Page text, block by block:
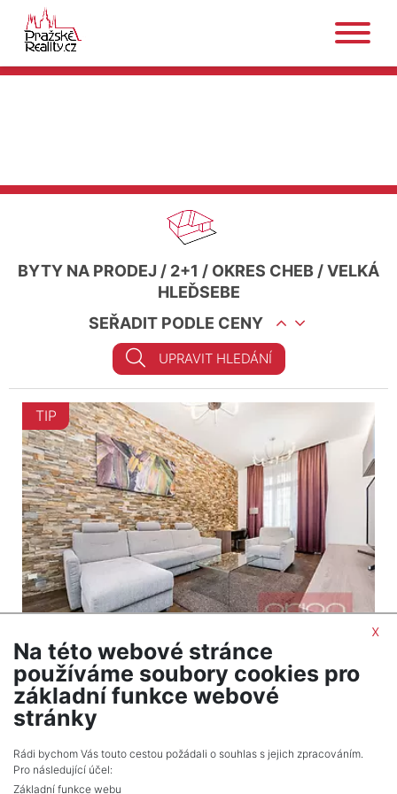
BYTY NA PRODEJ / 2+1 / OKRES CHEB /VELKÁ
HLEĎSEBE
SEŘADIT PODLE CENY
UPRAVIT HLEDÁNÍ
TIP
Byt na prodej / 2+1 / 71 m2
Praha 1 - Staré Město
16 480 000 Kč (za nemovitost) Cena cena
včetně provize a právních služeb
x
Na této webové stránce
používáme soubory cookies pro
základní funkce webové
stránky
Rádi bychom Vás touto cestou požádali o souhlas s jejich zpracováním.
Pro následující účel:
Základní funkce webu